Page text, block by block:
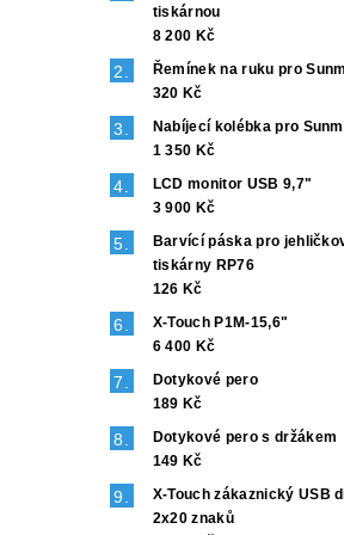
tiskárnou
8 200 Kč
Řemínek na ruku pro
320 Kč
Nabíjecí kolébka pro
1 350 Kč
LCD monitor USB 9,7"
3 900 Kč
Barvící páska pro
tiskárny RP76
126 Kč
X-Touch P1M-15,6"
6 400 Kč
Dotykové pero
189 Kč
Dotykové pero s držákem
149 Kč
X-Touch zákaznický USB
2x20 znaků